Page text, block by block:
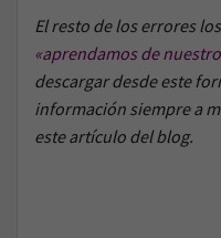
El resto de los errores
«aprendamos de
descargar desde este
información siempre a
este artículo del blog.